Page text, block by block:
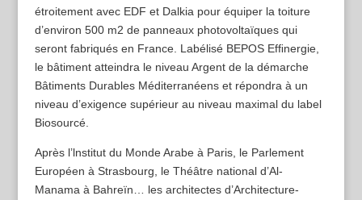
étroitement avec EDF et Dalkia pour équiper la toiture
d’environ 500 m2 de panneaux photovoltaïques qui
seront fabriqués en France. Labélisé BEPOS Efﬁnergie,
le bâtiment atteindra le niveau Argent de la démarche
Bâtiments Durables Méditerranéens et répondra à un
niveau d’exigence supérieur au niveau maximal du label
Biosourcé.
Après l’lnstitut du Monde Arabe à Paris, le Parlement
Européen à Strasbourg, le Théâtre national d’Al-
Manama à Bahreïn… les architectes d’Architecture-